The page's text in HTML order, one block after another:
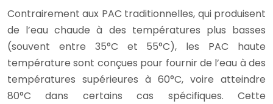
Contrairement aux PAC traditionnelles, qui produisent
de l’eau chaude à des températures plus basses
(souvent entre 35°C et 55°C), les PAC haute
température sont conçues pour fournir de l’eau à des
températures supérieures à 60°C, voire atteindre
80°C dans certains cas spécifiques. Cette